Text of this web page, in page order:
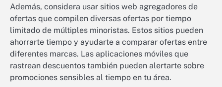
Además, considera usar sitios web agregadores de
ofertas que compilen diversas ofertas por tiempo
limitado de múltiples minoristas. Estos sitios pueden
ahorrarte tiempo y ayudarte a comparar ofertas entre
diferentes marcas. Las aplicaciones móviles que
rastrean descuentos también pueden alertarte sobre
promociones sensibles al tiempo en tu área.